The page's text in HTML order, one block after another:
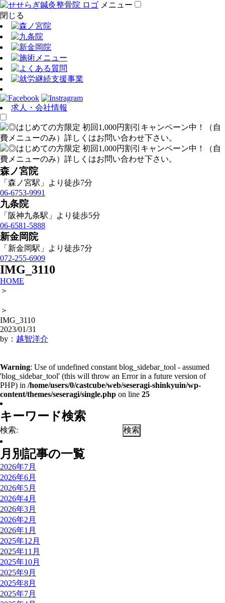
メニュー
閉じる
求人・会社情報
森ノ宮院
「森ノ宮駅」より徒歩7分
06-6753-9991
九条院
「阪神九条駅」より徒歩5分
06-6581-5888
新金岡院
「新金岡駅」より徒歩7分
072-255-6909
IMG_3110
HOME
＞
＞
IMG_3110
2023/01/31
by： 越智洋介
Warning: Use of undefined constant blog_sidebar_tool - assumed
'blog_sidebar_tool' (this will throw an Error in a future version of
PHP) in /home/users/0/castcube/web/seseragi-shinkyuin/wp-
content/themes/seseragi/single.php on line 25
キーワード検索
検索:
月別記事の一覧
2026年7月
2026年6月
2026年5月
2026年4月
2026年3月
2026年2月
2026年1月
2025年12月
2025年11月
2025年10月
2025年9月
2025年8月
2025年7月